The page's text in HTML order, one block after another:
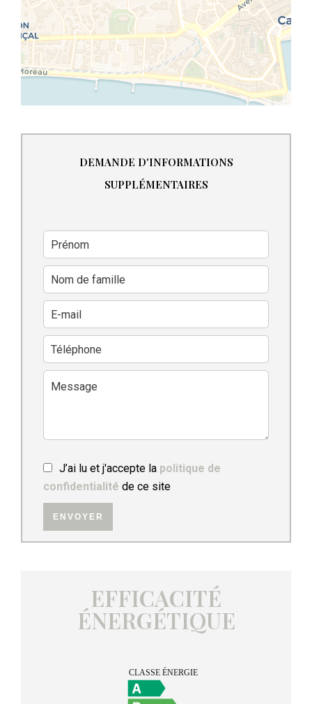
DEMANDE D'INFORMATIONS
SUPPLÉMENTAIRES
J’ai lu et j'accepte la politique de
confidentialité de ce site
ENVOYER
EFFICACITÉ
ÉNERGÉTIQUE